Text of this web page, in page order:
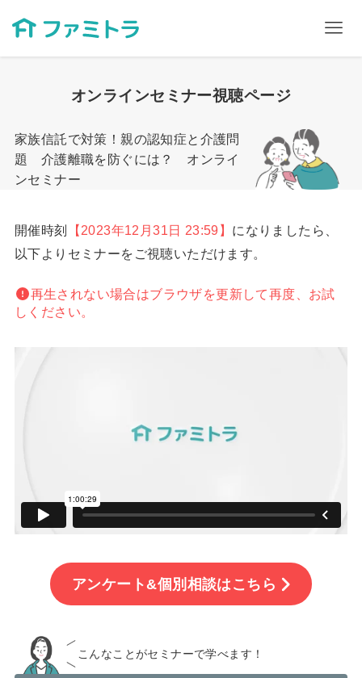
オンラインセミナー視聴ページ
家族信託で対策！親の認知症と介護問
題 介護離職を防ぐには？ オンライ
ンセミナー
開催時刻 【2023年12月31日 23:59】 になりましたら、
以下よりセミナーをご視聴いただけます。
再生されない場合はブラウザを更新して再度、お試
しください。
アンケート&個別相談はこちら
こんなことがセミナーで学べます！